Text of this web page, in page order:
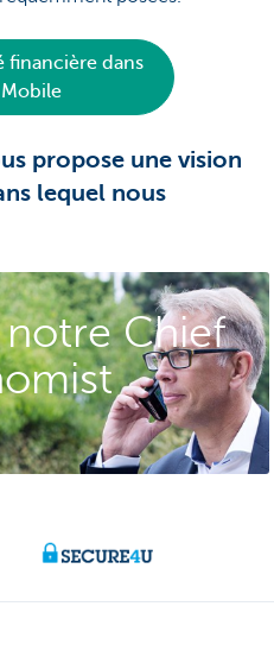
financière dans
propose une vision
lequel nous
Chief